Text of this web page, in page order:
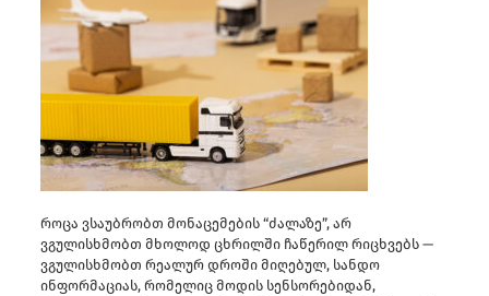
როცა ვსაუბრობთ მონაცემების “ძალაზე”, არ
ვგულისხმობთ მხოლოდ ცხრილში ჩაწერილ რიცხვებს —
ვგულისხმობთ რეალურ დროში მიღებულ, სანდო
ინფორმაციას, რომელიც მოდის სენსორებიდან,